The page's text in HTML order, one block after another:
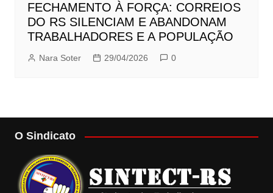
FECHAMENTO À FORÇA: CORREIOS
DO RS SILENCIAM E ABANDONAM
TRABALHADORES E A POPULAÇÃO
Nara Soter 29/04/2026 0
O Sindicato